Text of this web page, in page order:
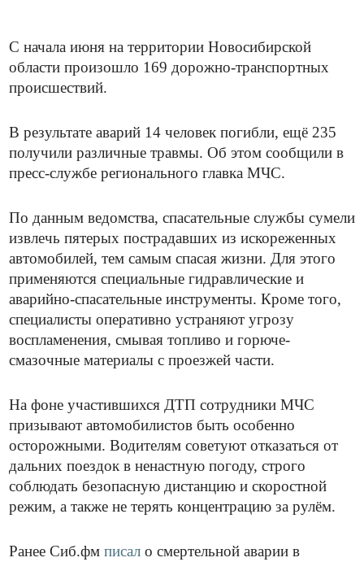
С начала июня на территории Новосибирской
области произошло 169 дорожно-транспортных
происшествий.
В результате аварий 14 человек погибли, ещё 235
получили различные травмы. Об этом сообщили в
пресс-службе регионального главка МЧС.
По данным ведомства, спасательные службы сумели
извлечь пятерых пострадавших из искореженных
автомобилей, тем самым спасая жизни. Для этого
применяются специальные гидравлические и
аварийно-спасательные инструменты. Кроме того,
специалисты оперативно устраняют угрозу
воспламенения, смывая топливо и горюче-
смазочные материалы с проезжей части.
На фоне участившихся ДТП сотрудники МЧС
призывают автомобилистов быть особенно
осторожными. Водителям советуют отказаться от
дальних поездок в ненастную погоду, строго
соблюдать безопасную дистанцию и скоростной
режим, а также не терять концентрацию за рулём.
Ранее Сиб.фм писал о смертельной аварии в